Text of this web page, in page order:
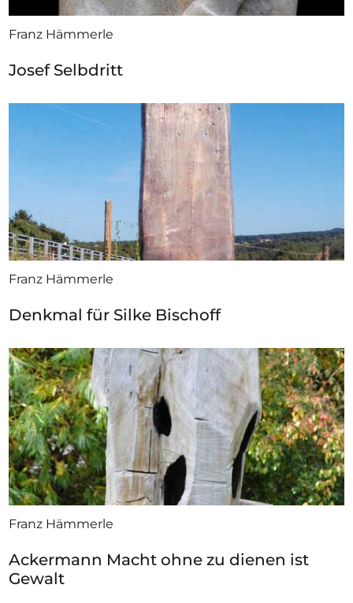
Franz Hämmerle
Josef Selbdritt
Franz Hämmerle
Denkmal für Silke Bischoff
Franz Hämmerle
Ackermann Macht ohne zu dienen ist
Gewalt